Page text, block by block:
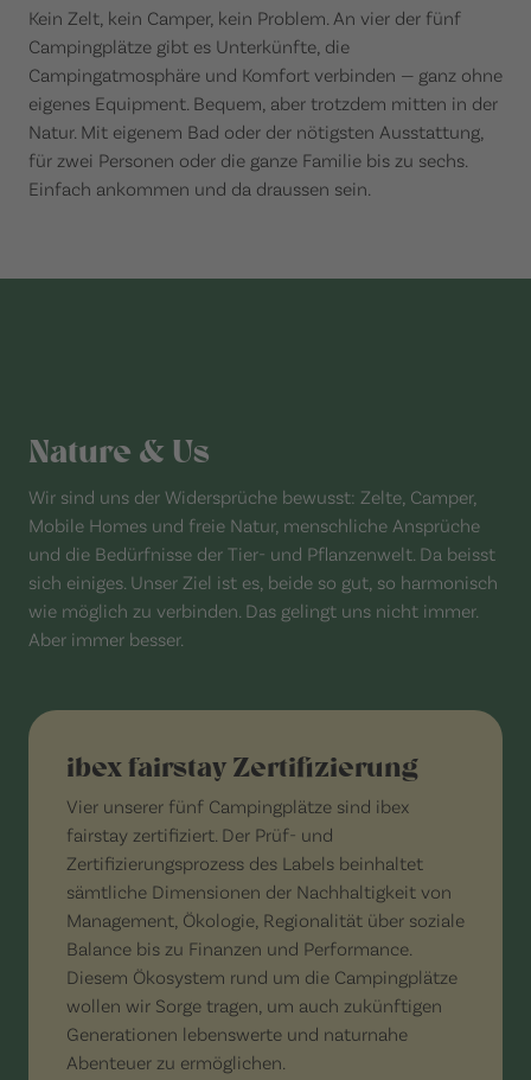
Kein Zelt, kein Camper, kein Problem. An vier der fünf
Campingplätze gibt es Unterkünfte, die
Campingatmosphäre und Komfort verbinden — ganz ohne
eigenes Equipment. Bequem, aber trotzdem mitten in der
Natur. Mit eigenem Bad oder der nötigsten Ausstattung,
für zwei Personen oder die ganze Familie bis zu sechs.
Einfach ankommen und da draussen sein.
Nature & Us
Wir sind uns der Widersprüche bewusst: Zelte, Camper,
Mobile Homes und freie Natur, menschliche Ansprüche
und die Bedürfnisse der Tier- und Pflanzenwelt. Da beisst
sich einiges. Unser Ziel ist es, beide so gut, so harmonisch
wie möglich zu verbinden. Das gelingt uns nicht immer.
Aber immer besser.
ibex fairstay Zertifizierung
Vier unserer fünf Campingplätze sind ibex
fairstay zertifiziert. Der Prüf- und
Zertifizierungsprozess des Labels beinhaltet
sämtliche Dimensionen der Nachhaltigkeit von
Management, Ökologie, Regionalität über soziale
Balance bis zu Finanzen und Performance.
Diesem Ökosystem rund um die Campingplätze
wollen wir Sorge tragen, um auch zukünftigen
Generationen lebenswerte und naturnahe
Abenteuer zu ermöglichen.